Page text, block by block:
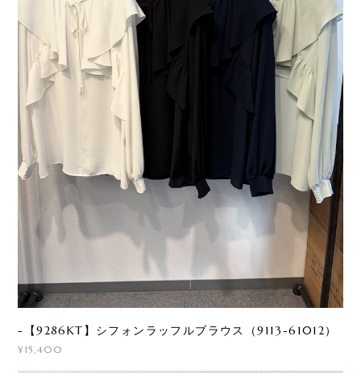
-【9286KT】シフォンラッフルブラウス（9113-61012）
¥15,400